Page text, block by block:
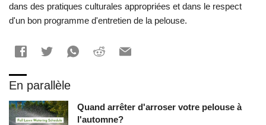
dans des pratiques culturales appropriées et dans le respect
d'un bon programme d'entretien de la pelouse.
En parallèle
Quand arrêter d'arroser votre pelouse à
l'automne?